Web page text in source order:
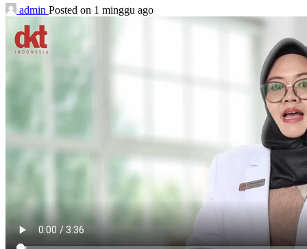
admin Posted on 1 minggu ago